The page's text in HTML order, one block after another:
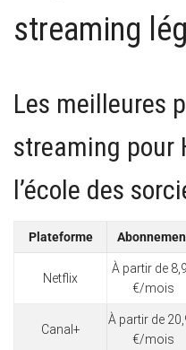
streaming
Les meilleures
streaming pour
l’école des
Plateforme
Netflix
À partir de
€/mois
Canal+
À partir de
€/mois